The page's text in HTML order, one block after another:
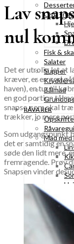
Ost,
Fisk &
Salater
Supper
Bålmad
RÅVARER
Mad
Spiselige
Lav
nul
Det er utrolig let at
kræver, er en god
haven), en tur til
en god portion
snapse, som skal
trækker, jo mere
Som udgangspunkt
det er samtidig en
søde den lidt mere,
fremragende. Prøv
Snapsen vinder